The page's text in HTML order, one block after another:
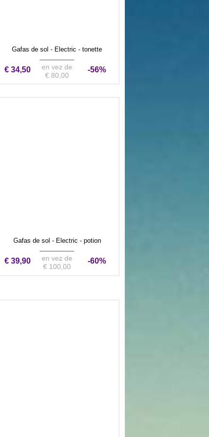
Gafas de sol - Electric - tonette
€ 34,50
en vez de
€ 80,00
-56%
Gafas de sol - Electric - potion
€ 39,90
en vez de
€ 100,00
-60%